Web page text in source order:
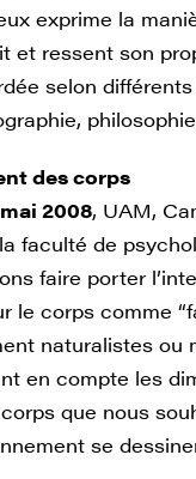
exprime la
et ressent son
selon
des corps
2008, UAM,
faculté de
faire porter
le corps comme
naturalistes ou
en compte les
que nous
se